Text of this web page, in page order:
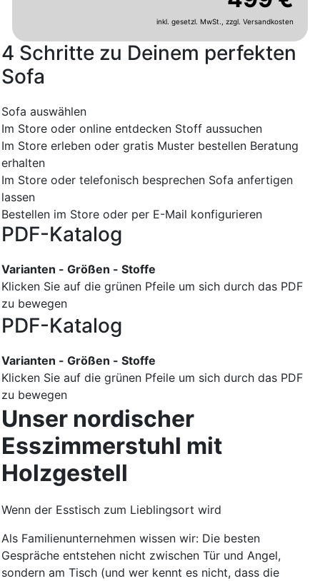
inkl. gesetzl. MwSt., zzgl. Versandkosten
4 Schritte zu Deinem perfekten
Sofa
Sofa auswählen
Im Store oder online entdecken Stoff aussuchen
Im Store erleben oder gratis Muster bestellen Beratung
erhalten
Im Store oder telefonisch besprechen Sofa anfertigen
lassen
Bestellen im Store oder per E-Mail konfigurieren
PDF-Katalog
Varianten - Größen - Stoffe
Klicken Sie auf die grünen Pfeile um sich durch das PDF
zu bewegen
PDF-Katalog
Varianten - Größen - Stoffe
Klicken Sie auf die grünen Pfeile um sich durch das PDF
zu bewegen
Unser nordischer
Esszimmerstuhl mit
Holzgestell
Wenn der Esstisch zum Lieblingsort wird
Als Familienunternehmen wissen wir: Die besten
Gespräche entstehen nicht zwischen Tür und Angel,
sondern am Tisch (und wer kennt es nicht, dass die